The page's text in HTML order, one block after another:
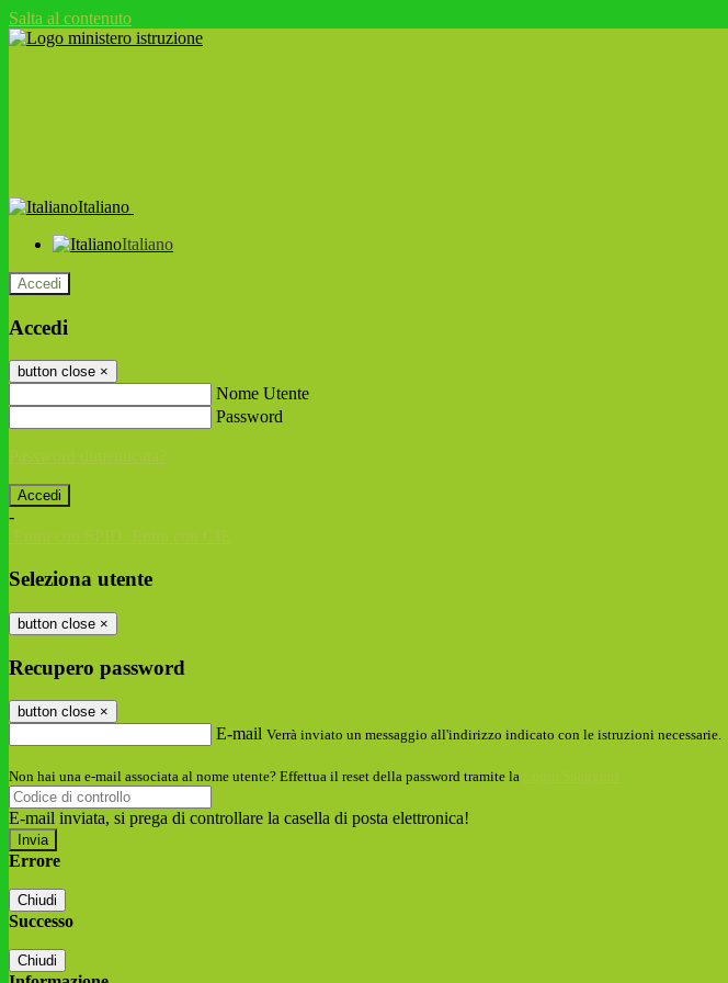
Salta al contenuto
Italiano
Italiano
Accedi
Accedi
button close ×
Nome Utente
Password
-
Seleziona utente
button close ×
Recupero password
button close ×
E-mail Verrà inviato un messaggio all'indirizzo indicato con le istruzioni necessarie.
Non hai una e-mail associata al nome utente? Effettua il reset della password tramite la
E-mail inviata, si prega di controllare la casella di posta elettronica!
Errore
Chiudi
Successo
Chiudi